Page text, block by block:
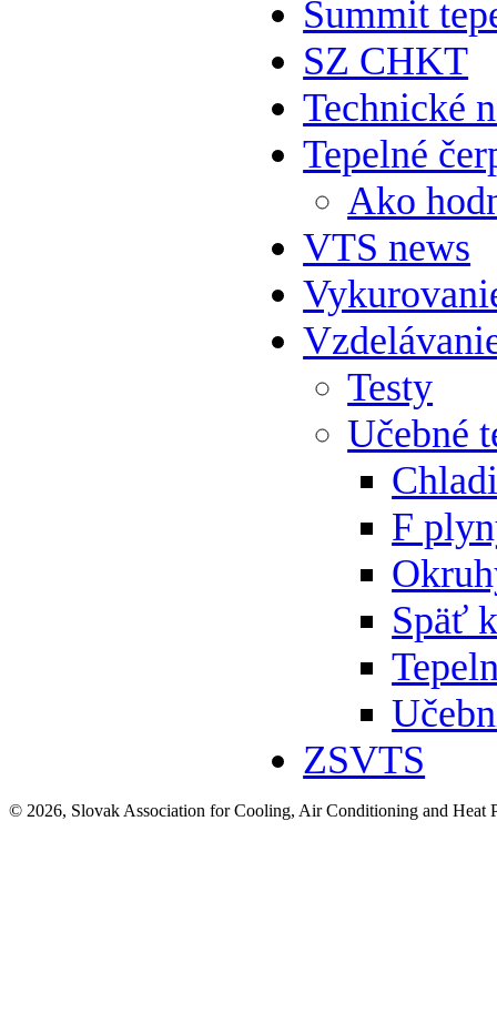
Summit
SZ CHKT
Technické
Tepelné
Ako
VTS news
Testy
Učebné
F
Späť
ZSVTS
© 2026, Slovak Association for Cooling, Air Conditioning and Heat